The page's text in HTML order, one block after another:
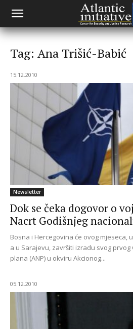
Tag: Ana Trišić-Babić
15.12.2010
Newsletter
Dok se čeka dogovor o
Nacrt Godišnjeg
Bosna i Hercegovina će ovog mjeseca,
a u Sarajevu, završiti izradu svog
plana (ANP) u okviru Akcionog...
05.12.2010